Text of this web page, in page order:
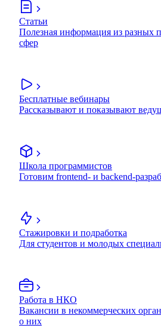
Статьи
Полезная информация из разных
сфер
Бесплатные вебинары
Рассказывают и показывают
Школа программистов
Готовим frontend- и backend-
Стажировки и подработка
Для студентов и молодых
Работа в НКО
Вакансии в некоммерческих
о них